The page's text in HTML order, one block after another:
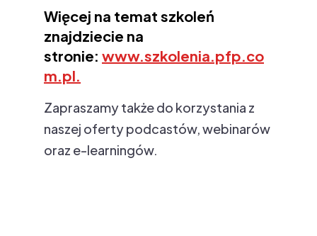
Więcej na temat szkoleń
znajdziecie na
stronie: www.szkolenia.pfp.co
m.pl.
Zapraszamy także do korzystania z
naszej oferty podcastów, webinarów
oraz e-learningów.